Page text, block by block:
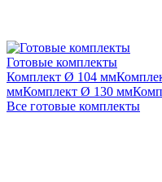
Готовые комплекты
Комплект Ø 104 мм
ммКомплект Ø 130 мм
Все готовые комплекты